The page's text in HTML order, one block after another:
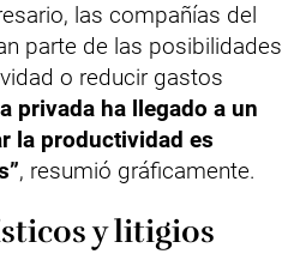
las compañías del
parte de las posibilidades
o reducir gastos
privada ha llegado a un
la productividad es
, resumió gráficamente.
y litigios